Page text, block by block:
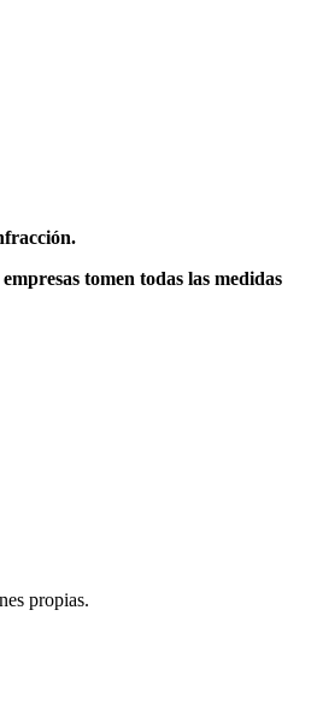
empresas tomen todas las medidas
propias.